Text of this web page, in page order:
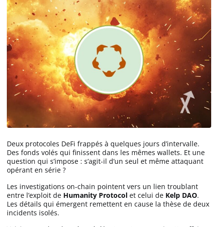
Deux protocoles DeFi frappés à quelques jours d’intervalle.
Des fonds volés qui finissent dans les mêmes wallets. Et une
question qui s’impose : s’agit-il d’un seul et même attaquant
opérant en série ?
Les investigations on-chain pointent vers un lien troublant
entre l’exploit de Humanity Protocol et celui de Kelp DAO.
Les détails qui émergent remettent en cause la thèse de deux
incidents isolés.